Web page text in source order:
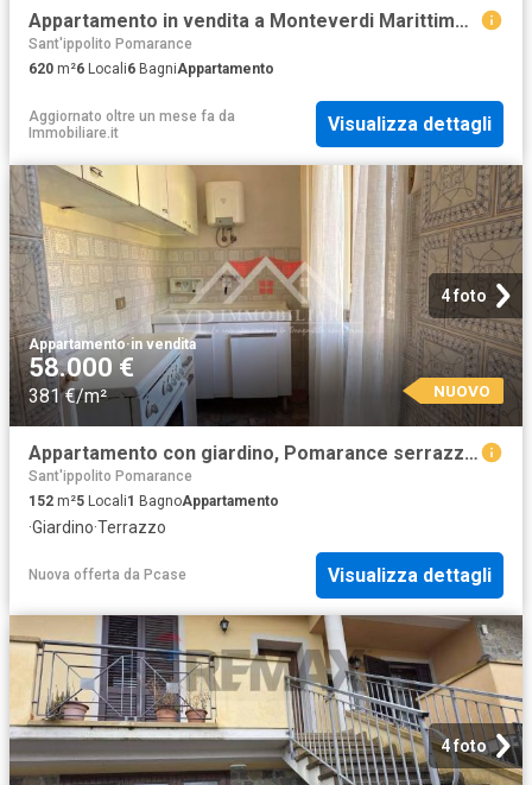
Appartamento in vendita a Monteverdi Marittimo PI
Sant'ippolito Pomarance
620 m²6 Locali6 BagniAppartamento
Aggiornato oltre un mese fa da
Immobiliare.it
Visualizza dettagli
4 foto
Appartamento·in vendita
58.000 €
381 €/m² NUOVO
Appartamento con giardino, Pomarance serrazzano
Sant'ippolito Pomarance
152 m²5 Locali1 BagnoAppartamento
·Giardino·Terrazzo
Nuova offerta da Pcase Visualizza dettagli
4 foto